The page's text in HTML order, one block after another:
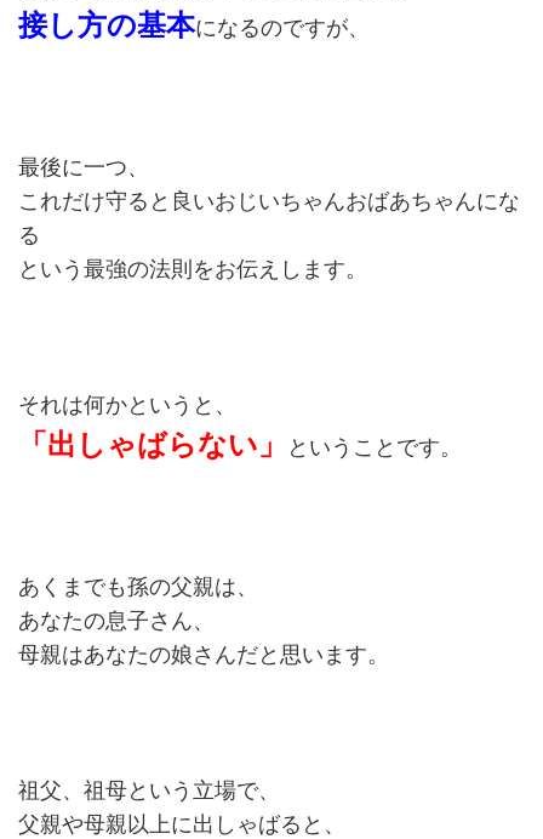
接し方の基本になるのですが、
最後に一つ、
これだけ守ると良いおじいちゃんおばあちゃんにな
る
という最強の法則をお伝えします。
それは何かというと、
「出しゃばらない」 ということです。
あくまでも孫の父親は、
あなたの息子さん、
母親はあなたの娘さんだと思います。
祖父、祖母という立場で、
父親や母親以上に出しゃばると、